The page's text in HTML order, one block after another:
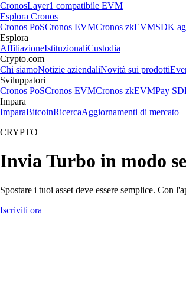
CronosLayer1 compatibile EVM
Esplora Cronos
Cronos PoSCronos EVMCronos zkEVMSDK
Esplora
AffiliazioneIstituzionaliCustodia
Crypto.com
Chi siamoNotizie aziendaliNovità sui prodotti
Sviluppatori
Cronos PoSCronos EVMCronos zkEVMPay
Impara
ImparaBitcoinRicercaAggiornamenti di mercato
CRYPTO
Invia Turbo in modo
Spostare i tuoi asset deve essere semplice. Con
Iscriviti ora